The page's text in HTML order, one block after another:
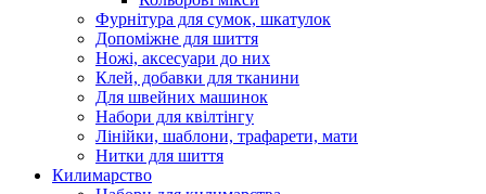
Фурнітура для сумок, шкатулок
Допоміжне для шиття
Ножі, аксесуари до них
Клей, добавки для тканини
Для швейних машинок
Набори для квілтінгу
Лінійки, шаблони, трафарети, мати
Нитки для шиття
Килимарство